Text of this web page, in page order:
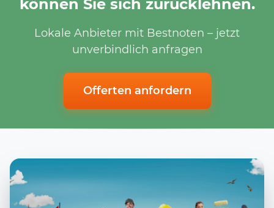
können Sie sich zurücklehnen.
Lokale Anbieter mit Bestnoten – jetzt
unverbindlich anfragen
Offerten anfordern